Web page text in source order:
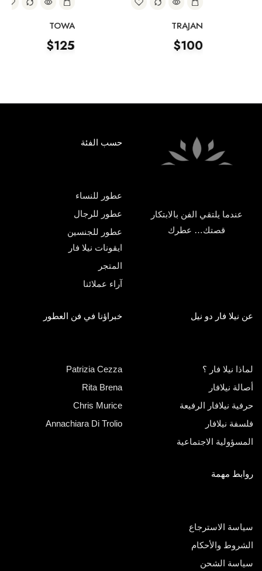
عندما يلتقي الفن بالابتكار
قصتك… عطرك
حسب الفئة
عطور للنساء
عطور للرجال
عطور للجنسين
ايقونات نيلا فار
المتجر
آراء عملائنا
عن نيلا فار دو نيل
لماذا نيلا فار ؟
أصالة نيلافار
حرفية نيلافار الرفيعة
فلسفة نيلافار
المسؤولية الاجتماعية
خبراؤنا في فن العطور
Patrizia Cezza
Rita Brena
Chris Murice
Annachiara Di Trolio
روابط مهمة
سياسة الاسترجاع
الشروط والأحكام
سياسة الشحن